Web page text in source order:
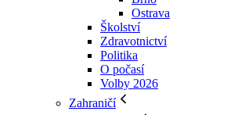
Ostrava
Školství
Zdravotnictví
Politika
O počasí
Volby 2026
Zahraničí